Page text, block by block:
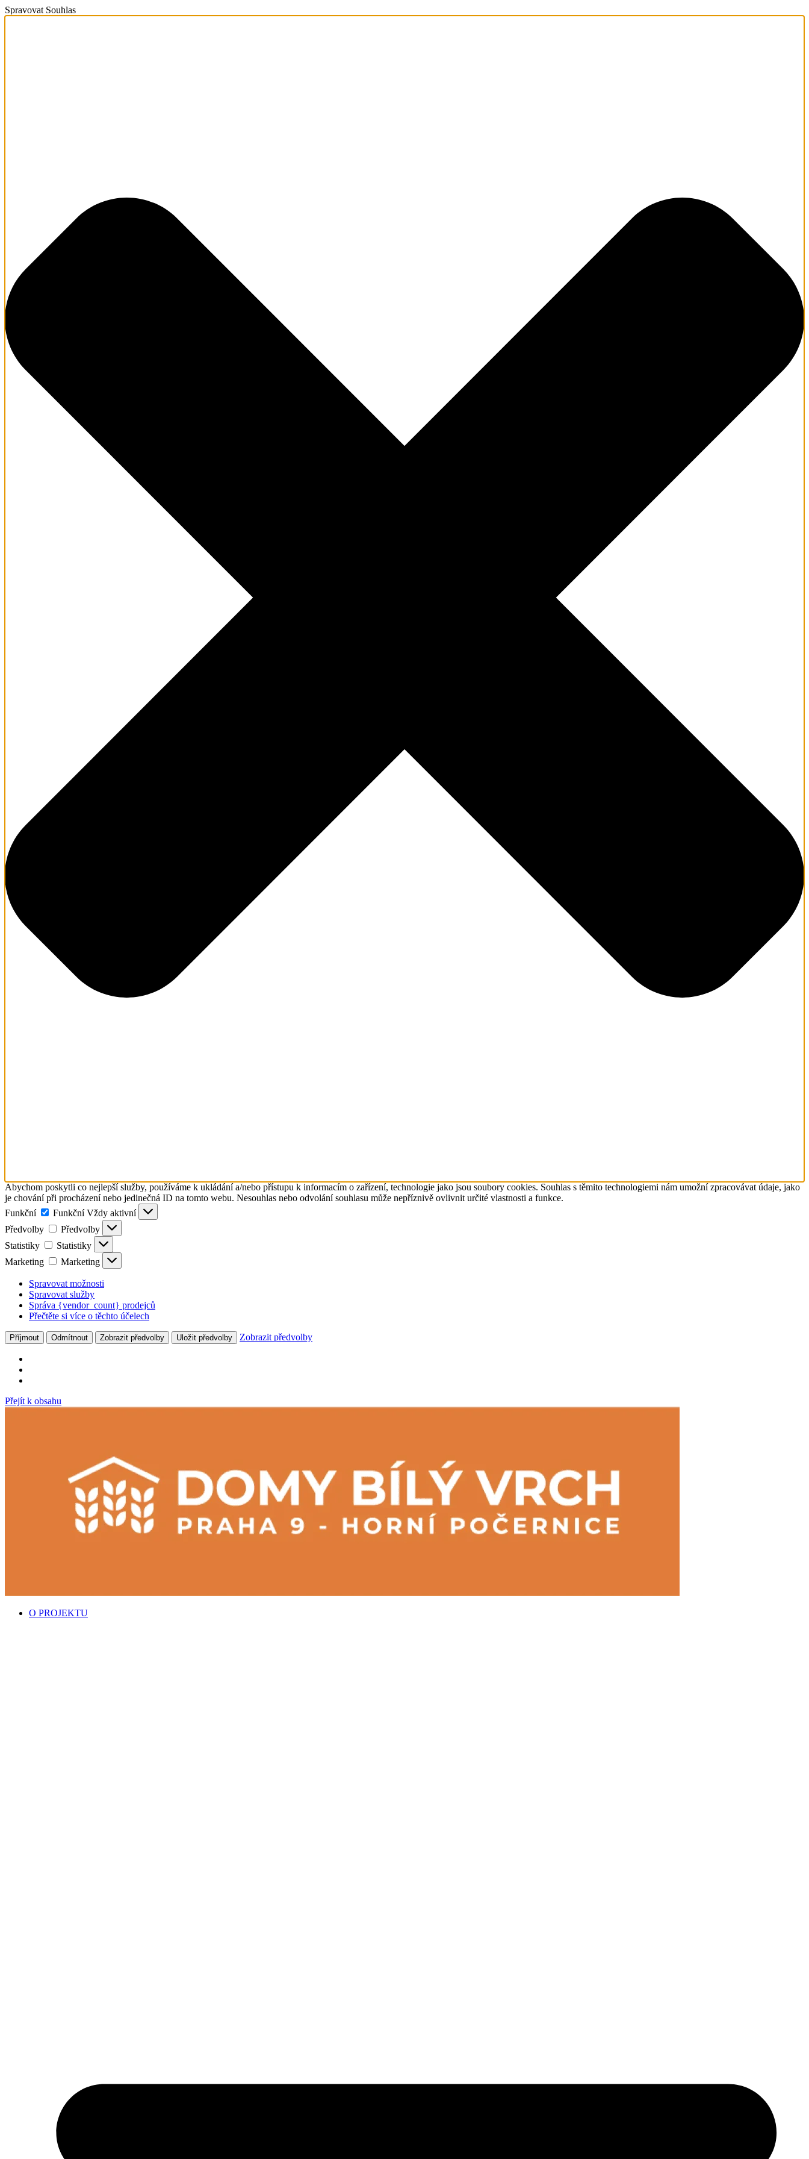
Spravovat Souhlas
Abychom poskytli co nejlepší služby, používáme k ukládání a/nebo přístupu k informacím o zařízení, technologie jako jsou soubory cookies. Souhlas s těmito technologiemi nám umožní zpracovávat údaje, jako
je chování při procházení nebo jedinečná ID na tomto webu. Nesouhlas nebo odvolání souhlasu může nepříznivě ovlivnit určité vlastnosti a funkce.
Funkční
Funkční Vždy aktivní
Předvolby
Předvolby
Statistiky
Statistiky
Marketing
Marketing
Spravovat možnosti
Spravovat služby
Správa {vendor_count} prodejců
Přečtěte si více o těchto účelech
Příjmout Odmítnout Zobrazit předvolby Uložit předvolby Zobrazit předvolby
Přejít k obsahu
O PROJEKTU